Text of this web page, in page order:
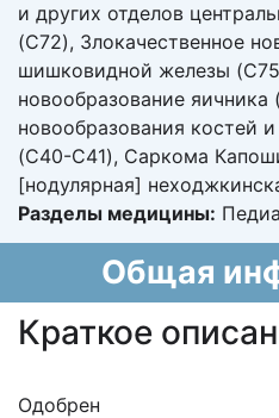
и других отделов
(C72), Злокачественное
шишковидной железы
новообразование
новообразования костей
(C40-C41), Саркома
[нодулярная]
Разделы медицины:
Общая
Краткое
Одобрен